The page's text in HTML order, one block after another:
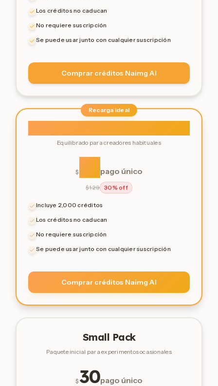
Los créditos no caducan
No requiere suscripción
Se puede usar junto con cualquier suscripción
Comprar créditos Naimg AI
Recarga ideal
Equilibrado para creadores habituales
$ pago único
$129 30% off
Incluye 2,000 créditos
Los créditos no caducan
No requiere suscripción
Se puede usar junto con cualquier suscripción
Comprar créditos Naimg AI
Small Pack
Paquete inicial para experimentos ocasionales
$ 30pago único